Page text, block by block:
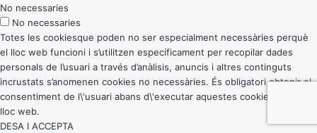
No necessaries
No necessaries
Totes les cookiesque poden no ser especialment necessàries perquè
el lloc web funcioni i s’utilitzen específicament per recopilar dades
personals de l’usuari a través d’anàlisis, anuncis i altres continguts
incrustats s’anomenen cookies no necessàries. És obligatori obtenir el
consentiment de l\'usuari abans d\'executar aquestes cookies al vostre
lloc web.
DESA I ACCEPTA